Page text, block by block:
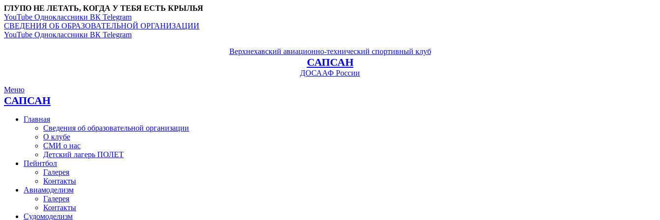
ГЛУПО НЕ ЛЕТАТЬ, КОГДА У ТЕБЯ ЕСТЬ КРЫЛЬЯ
YouTube Одноклассники ВК Telegram
СВЕДЕНИЯ ОБ ОБРАЗОВАТЕЛЬНОЙ ОРГАНИЗАЦИИ
YouTube Одноклассники ВК Telegram
Верхнехавский авиационно-технический спортивный клуб
САПСАН
ДОСААФ России
Меню
САПСАН
Главная
Сведения об образовательной организации
О клубе
СМИ о нас
Детский лагерь ПОЛЕТ
Пейнтбол
Галерея
Контакты
Авиамоделизм
Галерея
Контакты
Судомоделизм